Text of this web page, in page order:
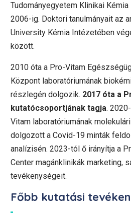
Tudományegyetem Klinikai
2006-ig. Doktori tanulmányait az
University Kémia Intézetében
között.
2010 óta a Pro-Vitam
Központ laboratóriumának
részlegén dolgozik. 2017 óta a
kutatócsoportjának tagja.
Vitam laboratóriumának
dolgozott a Covid-19 minták
analízisén. 2023-tól ő irányítja a
Center magánklinikák marketing,
tevékenységeit.
Főbb kutatási